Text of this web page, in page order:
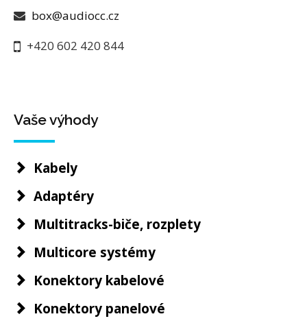
box@audiocc.cz
+420 602 420 844
Vaše výhody
Kabely
Adaptéry
Multitracks-biče, rozplety
Multicore systémy
Konektory kabelové
Konektory panelové